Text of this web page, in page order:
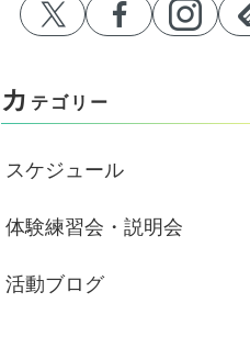
カ テゴリー
スケジュール
体験練習会・説明会
活動ブログ